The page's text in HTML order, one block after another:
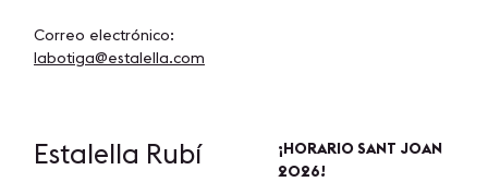
Correo electrónico:
labotiga@estalella.com
Estalella Rubí
¡HORARIO SANT JOAN
2026!